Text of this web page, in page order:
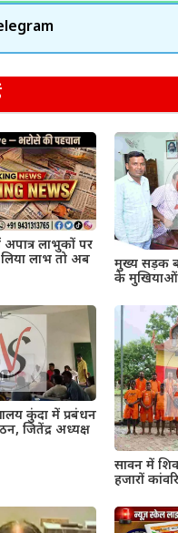
अपात्र लाभुकों पर
लाभ तो अब
मुख्य सड़क
के मुखियाओं
कुंदा में प्रबंधन
जितेंद्र अध्यक्ष
सावन में
हजारों